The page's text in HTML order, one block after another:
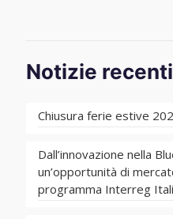
Notizie recenti
Chiusura ferie estive
Dall’innovazione nella
un’opportunità di
programma Interreg